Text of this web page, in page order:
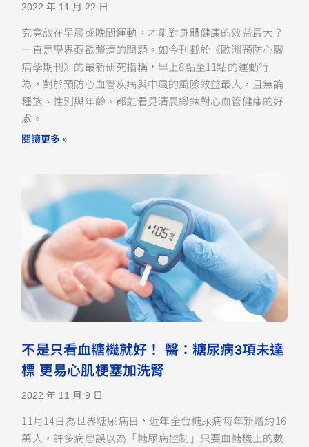
2022 年 11 月 22 日
究竟該在早晨或晚間運動，才能對身體健康的效益最大？
一直是學界亟欲釐清的問題。如今刊載於《歐洲預防心臟
病學期刊》的最新研究指稱，早上8點至11點的運動行
為，對於預防心血管疾病與中風的風險效益最大，且無論
種族、性別與年齡，都能看見清晨鍛鍊對心血管健康的好
處。
閱讀更多 »
不是只看血糖機就好！ 醫：糖尿病3項未達
標 更易心肌梗塞加洗腎
2022 年 11 月 9 日
11月14日為世界糖尿病日，近年全台糖尿病每年新增約16
萬人，許多病患誤以為「糖尿病控制」只要血糖機上的數